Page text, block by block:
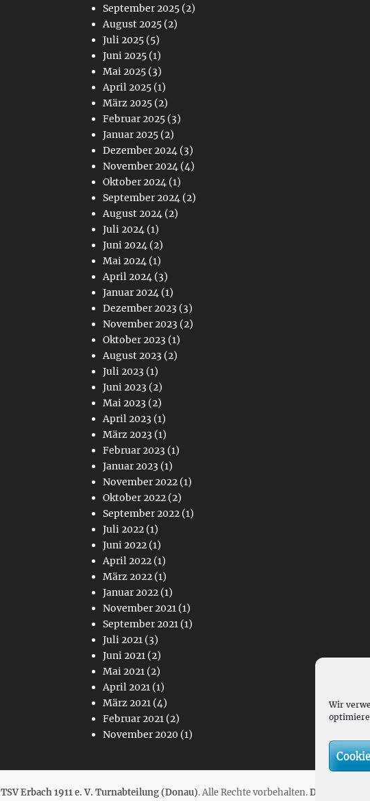
Wir
September 2025(2)
August 2025(2)
Juli 2025(5)
Juni 2025(1)
Mai 2025(3)
April 2025(1)
März 2025(2)
Februar 2025(3)
Januar 2025(2)
Dezember 2024(3)
November 2024(4)
Oktober 2024(1)
September 2024(2)
August 2024(2)
Juli 2024(1)
Juni 2024(2)
Mai 2024(1)
April 2024(3)
Januar 2024(1)
Dezember 2023(3)
November 2023(2)
Oktober 2023(1)
August 2023(2)
Juli 2023(1)
Juni 2023(2)
Mai 2023(2)
April 2023(1)
März 2023(1)
Februar 2023(1)
Januar 2023(1)
November 2022(1)
Oktober 2022(2)
September 2022(1)
Juli 2022(1)
Juni 2022(1)
April 2022(1)
März 2022(1)
Januar 2022(1)
November 2021(1)
September 2021(1)
Juli 2021(3)
Juni 2021(2)
Mai 2021(2)
April 2021(1)
März 2021(4)
Februar 2021(2)
November 2020(1)
TSV Erbach 1911 e. V. Turnabteilung (Donau). Alle Rechte vorbehalten.Datenschutz